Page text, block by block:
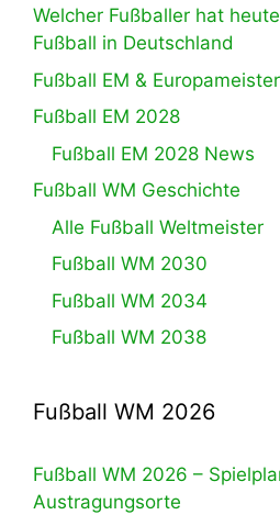
Welcher Fußballer hat
Fußball in Deutschland
Fußball EM & Europameister
Fußball EM 2028
Fußball EM 2028 News
Fußball WM Geschichte
Alle Fußball Weltmeister
Fußball WM 2030
Fußball WM 2034
Fußball WM 2038
Fußball WM 2026
Fußball WM 2026 –
Austragungsorte